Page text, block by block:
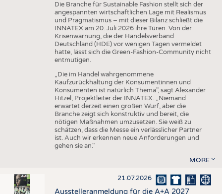
Die Branche für Sustainable Fashion stellt sich der
angespannten wirtschaftlichen Lage mit Realismus
und Pragmatismus – mit dieser Bilanz schließt die
INNATEX am 20. Juli 2026 ihre Türen. Von der
Krisenwarnung, die der Handelsverband
Deutschland (HDE) vor wenigen Tagen vermeldet
hatte, lässt sich die Green-Fashion-Community nicht
entmutigen.
„Die im Handel wahrgenommene
Kaufzurückhaltung der Konsumentinnen und
Konsumenten ist natürlich Thema", sagt Alexander
Hitzel, Projektleiter der INNATEX. „Niemand
erwartet derzeit einen großen Wurf, aber die
Branche zeigt sich konstruktiv und bereit, die
nötigen Maßnahmen umzusetzen. Sie weiß zu
schätzen, dass die Messe ein verlässlicher Partner
ist. Auch wir erkennen neue Anforderungen und
gehen sie an."
MORE
21.07.2026
Ausstelleranmeldung für die A+A 2027